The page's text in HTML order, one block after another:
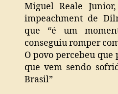
Miguel Reale
impeachment de
que “é um
conseguiu romper
O povo percebeu
que vem sendo
Brasil”